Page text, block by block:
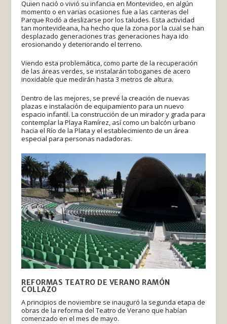
Quien nació o vivió su infancia en Montevideo, en algún
momento o en varias ocasiones fue a las canteras del
Parque Rodó a deslizarse por los taludes. Esta actividad
tan montevideana, ha hecho que la zona por la cual se han
desplazado generaciones tras generaciones haya ido
erosionando y deteriorando el terreno.
Viendo esta problemática, como parte de la recuperación
de las áreas verdes, se instalarán toboganes de acero
inoxidable que medirán hasta 3 metros de altura.
Dentro de las mejores, se prevé la creación de nuevas
plazas e instalación de equipamiento para un nuevo
espacio infantil. La construcción de un mirador y grada para
contemplar la Playa Ramírez, así como un balcón urbano
hacia el Río de la Plata y el establecimiento de un área
especial para personas nadadoras.
REFORMAS TEATRO DE VERANO RAMÓN
COLLAZO
A principios de noviembre se inauguró la segunda etapa de
obras de la reforma del Teatro de Verano que habían
comenzado en el mes de mayo.